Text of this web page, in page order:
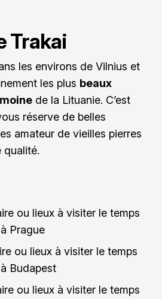
Trakai
les environs de Vilnius et
les plus beaux
de la Lituanie. C’est
réserve de belles
amateur de vieilles pierres
qualité.
ou lieux à visiter le temps
Prague
ou lieux à visiter le temps
Budapest
ou lieux à visiter le temps